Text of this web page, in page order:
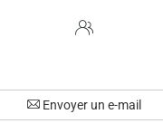
Envoyer un e-mail